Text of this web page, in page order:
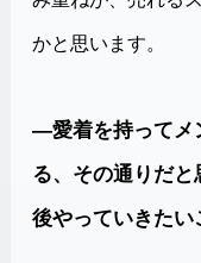
かと思います。
―愛着を持ってメ
る、その通りだ
後やっていきたい